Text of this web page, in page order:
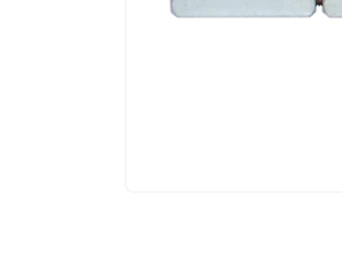
Schlösser
BKS MasterKeySystem